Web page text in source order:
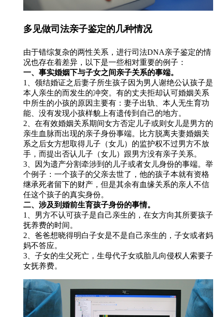
多见做司法亲子鉴定的几种情况
由于错综复杂的两性关系，进行司法DNA亲子鉴定的情
况也存在着差异，以下是一些相对重要的例子：
一、事实婚姻下与子女之间亲子关系的事端。
1、领结婚证之后妻子所生孩子因为男人谢绝公认孩子是
本人亲生的而发生的冲突。有的丈夫拒却认可婚姻关系
中所生的小孩的原因主要有：妻子出轨、本人无生育功
能、没有发现小孩样貌上有遗传到自己的地方。
2、在有效婚姻关系期间女方否定儿子或则女儿是男方的
亲生血脉而出现的亲子身份事端。比方脱离夫妻婚姻关
系之后女方想取得儿子（女儿）的监护权不过男方不放
手，而提出否认儿子（女儿）跟男方没有亲子关系。
3、因为遗产分割牵涉到的儿子或者女儿身份的事端。举
个例子：一个孩子的父亲去世了，他的孩子本就有资格
继承死者留下的财产，但是其余有血缘关系的亲人不信
任这个孩子的真实身份。
二、涉及到婚前生育孩子身份的事情。
1、男方不认可孩子是自己亲生的，在女方向其所要孩子
抚养费的时间。
2、爸爸想晓得明白子女是不是自己亲生的，子女或者妈
妈不答应。
3、子女的生父死亡，生母代子女或胎儿向侵权人索要子
女抚养费。